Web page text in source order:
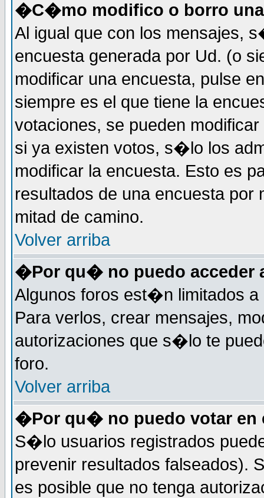
�C�mo modifico o borro
Al igual que con los mensajes,
encuesta generada por Ud. (o
modificar una encuesta, pulse
siempre es el que tiene la
votaciones, se pueden
si ya existen votos, s�lo los
modificar la encuesta. Esto es
resultados de una encuesta
mitad de camino.
Volver arriba
�Por qu� no puedo acceder
Algunos foros est�n limitados
Para verlos, crear mensajes,
autorizaciones que s�lo te
foro.
Volver arriba
�Por qu� no puedo votar en
S�lo usuarios registrados
prevenir resultados falseados).
es posible que no tenga